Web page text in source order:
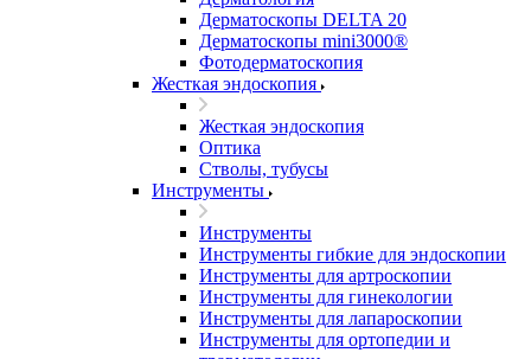
Дерматоскопы DELTA 20
Дерматоскопы mini3000®
Фотодерматоскопия
Жесткая эндоскопия
Жесткая эндоскопия
Оптика
Стволы, тубусы
Инструменты
Инструменты
Инструменты гибкие для эндоскопии
Инструменты для артроскопии
Инструменты для гинекологии
Инструменты для лапароскопии
Инструменты для ортопедии и